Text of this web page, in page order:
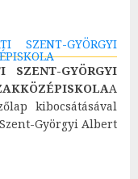
SZENT-GYÖRGYI
A
kibocsátásával
Györgyi Albert